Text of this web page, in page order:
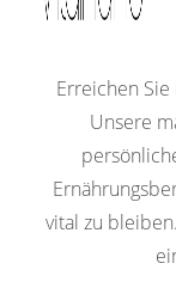
Erreichen
Unsere
vital zu